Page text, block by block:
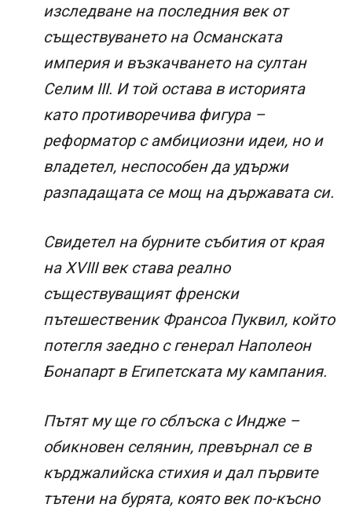
изследване на последния век от
съществуването на Османската
империя и възкачването на султан
Селим III. И той остава в историята
като противоречива фигура –
реформатор с амбициозни идеи, но и
владетел, неспособен да удържи
разпадащата се мощ на държавата си.
Свидетел на бурните събития от края
на XVIII век става реално
съществуващият френски
пътешественик Франсоа Пуквил, който
потегля заедно с генерал Наполеон
Бонапарт в Египетската му кампания.
Пътят му ще го сблъска с Индже –
обикновен селянин, превърнал се в
кърджалийска стихия и дал първите
тътени на бурята, която век по-късно